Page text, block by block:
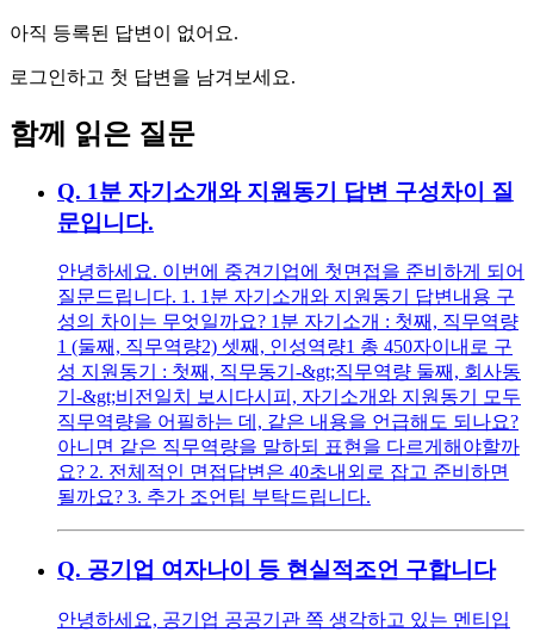
아직 등록된 답변이 없어요.
로그인하고 첫 답변을 남겨보세요.
함께 읽은 질문
Q. 1분 자기소개와 지원동기 답변 구성차이 질
문입니다.
안녕하세요. 이번에 중견기업에 첫면접을 준비하게 되어
질문드립니다. 1. 1분 자기소개와 지원동기 답변내용 구
성의 차이는 무엇일까요? 1분 자기소개 : 첫째, 직무역량
1 (둘째, 직무역량2) 셋째, 인성역량1 총 450자이내로 구
성 지원동기 : 첫째, 직무동기-&gt;직무역량 둘째, 회사동
기-&gt;비전일치 보시다시피, 자기소개와 지원동기 모두
직무역량을 어필하는 데, 같은 내용을 언급해도 되나요?
아니면 같은 직무역량을 말하되 표현을 다르게해야할까
요? 2. 전체적인 면접답변은 40초내외로 잡고 준비하면
될까요? 3. 추가 조언팁 부탁드립니다.
Q. 공기업 여자나이 등 현실적조언 구합니다
안녕하세요, 공기업 공공기관 쪽 생각하고 있는 멘티입